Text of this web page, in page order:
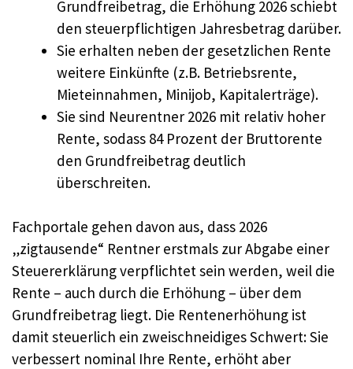
Grundfreibetrag, die Erhöhung 2026 schiebt
den steuerpflichtigen Jahresbetrag darüber.
Sie erhalten neben der gesetzlichen Rente
weitere Einkünfte (z.B. Betriebsrente,
Mieteinnahmen, Minijob, Kapitalerträge).
Sie sind Neurentner 2026 mit relativ hoher
Rente, sodass 84 Prozent der Bruttorente
den Grundfreibetrag deutlich
überschreiten.
Fachportale gehen davon aus, dass 2026
„zigtausende“ Rentner erstmals zur Abgabe einer
Steuererklärung verpflichtet sein werden, weil die
Rente – auch durch die Erhöhung – über dem
Grundfreibetrag liegt. Die Rentenerhöhung ist
damit steuerlich ein zweischneidiges Schwert: Sie
verbessert nominal Ihre Rente, erhöht aber